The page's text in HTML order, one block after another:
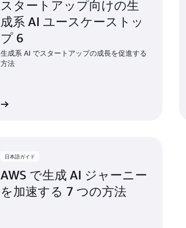
スタートアップ向けの生
成系 AI ユースケーストッ
プ 6
生成系 AI でスタートアップの成長を促進する
方法
日本語ガイド
AWS で生成 AI ジャーニー
を加速する 7 つの方法